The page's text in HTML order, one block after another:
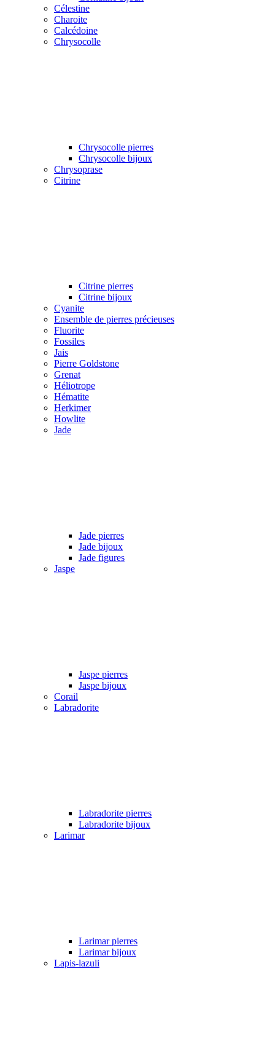
Célestine
Charoite
Calcédoine
Chrysocolle
Chrysocolle pierres
Chrysocolle bijoux
Chrysoprase
Citrine
Citrine pierres
Citrine bijoux
Cyanite
Ensemble de pierres précieuses
Fluorite
Fossiles
Jais
Pierre Goldstone
Grenat
Héliotrope
Hématite
Herkimer
Howlite
Jade
Jade pierres
Jade bijoux
Jade figures
Jaspe
Jaspe pierres
Jaspe bijoux
Corail
Labradorite
Labradorite pierres
Labradorite bijoux
Larimar
Larimar pierres
Larimar bijoux
Lapis-lazuli